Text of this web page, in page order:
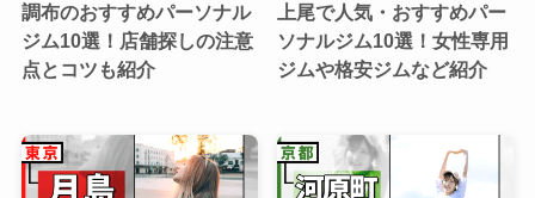
調布のおすすめパーソナル
ジム10選！店舗探しの注意
点とコツも紹介
上尾で人気・おすすめパー
ソナルジム10選！女性専用
ジムや格安ジムなど紹介